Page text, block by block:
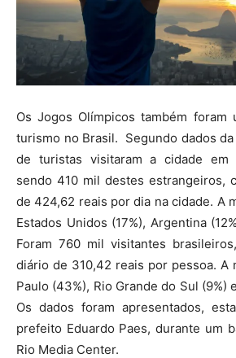
Os Jogos Olímpicos também foram
turismo no Brasil. Segundo dados da
de turistas visitaram a cidade em
sendo 410 mil destes estrangeiros,
de 424,62 reais por dia na cidade. A
Estados Unidos (17%), Argentina
Foram 760 mil visitantes
diário de 310,42 reais por pessoa. A
Paulo (43%), Rio Grande do Sul (9%)
Os dados foram apresentados,
prefeito Eduardo Paes, durante um
Rio Media Center.